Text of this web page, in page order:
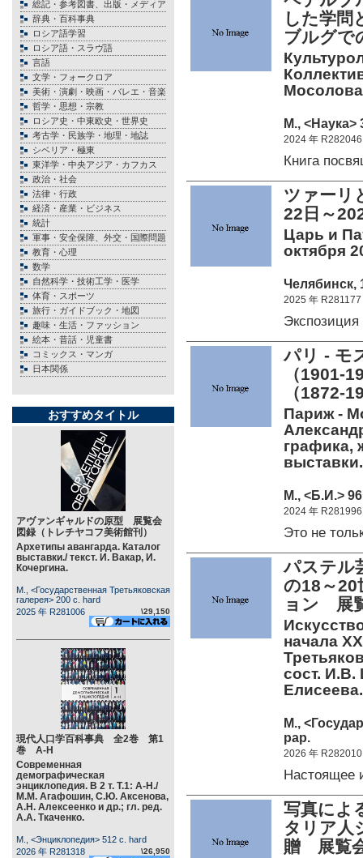
総記・参考図書、出版・メディア
辞典・百科事典
ロシア語学習
ロシア語・スラヴ語
言語
文学・フォークロア
美術・演劇・映画・バレエ・音楽
哲学・思想・宗教
ロシア史・中東欧史・世界史
考古学・民族学・地理・地誌
シベリア・極東
東洋学・中央アジア・カフカス
政治・社会
法律・行政
経済・産業・ビジネス
統計
軍事・安全保障、外交・国際問題
教育・心理
数学
自然科学・技術工学・医学
体育・スポーツ
旅行・ガイドブック・地図
趣味・生活・ファッション
絵本・昔話・児童書
コミックス・マンガ
日本関係
おすすめタイトル
アヴァンギャルドの原型 展覧会
図録（トレチヤコフ美術館刊）
Архетипы авангарда. Каталог
выставки./ текст. И. Вакар, И.
Кочергина.
М., <Государственная Третьяковская
галерея> 200 c. hard
2025 年 R281006
\29,150
現代人口学百科事典 全2巻 第1
巻 А-Н
Современная
демографическая
энциклопедия. В 2 т. Т.1: А-Н./
М.М. Агафошин, С.Ю. Аксенова,
А.Н. Алексеенко и др.; гл. ред.
А.А. Ткаченко.
М., <Энциклопедия> 512 c. hard
2026 年 R281318
\26,950
した学問
ブルグで
М., <Наука>
2024 年 R282046
Книга
ツァー
22日～
Царь и
октября
Челябинск,
2025 年 R281177
Экспозиция
パリ - モ
（1901-
（1872-
Париж -
графика,
М., <Б.И.>
2024 年 R281996
Этo нe
パステル
の18～20
ョン 展
начала
сост. И.В.
Елисеева.
М.,
pap.
2026 年 R282010
Настоящее
写真によ
タリア人
贈 展覧